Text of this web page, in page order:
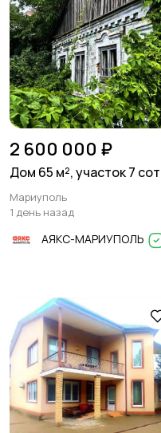
2 600 000 ₽
Дом 65 м², участок 7
Мариуполь
1 день назад
АЯКС-МАРИУПОЛЬ